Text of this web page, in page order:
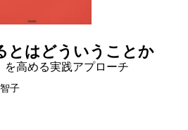
とはどういうことか
を高める実践アプローチ
子